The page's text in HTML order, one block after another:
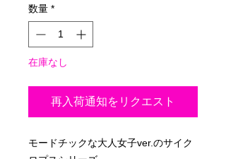
数量 *
在庫なし
再入荷通知をリクエスト
モードチックな大人女子ver.のサイク